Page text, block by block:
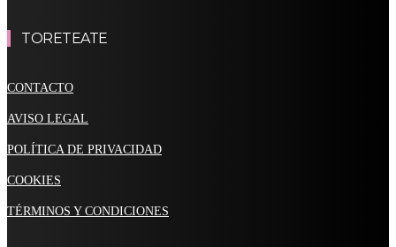
TORETEATE
CONTACTO
AVISO LEGAL
POLÍTICA DE PRIVACIDAD
COOKIES
TÉRMINOS Y CONDICIONES